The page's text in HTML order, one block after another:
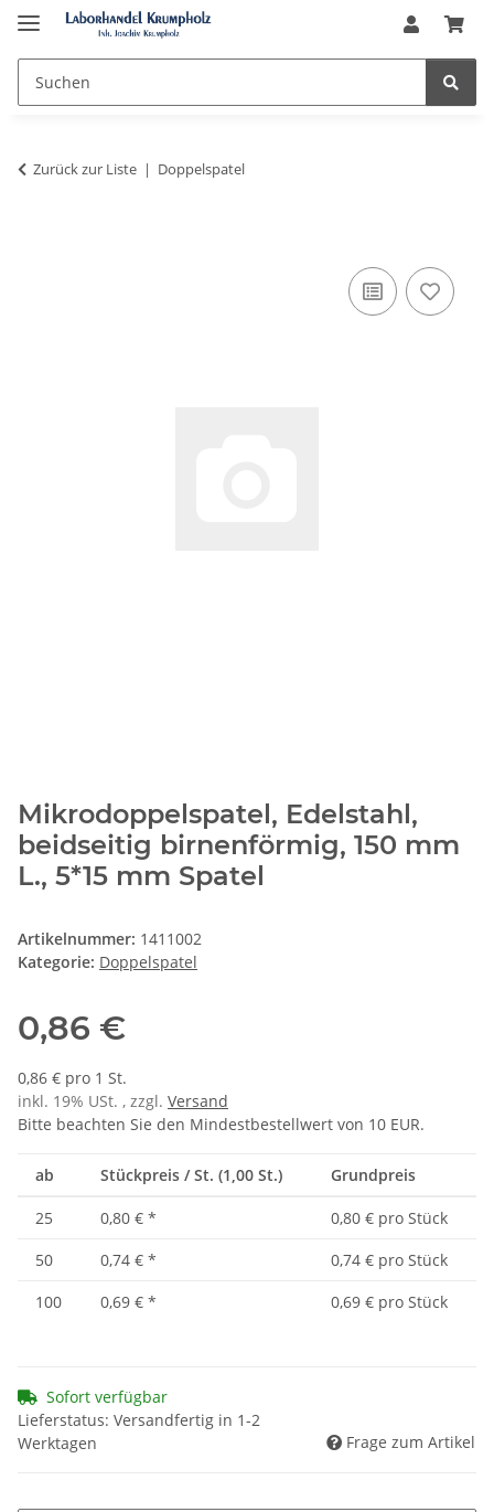
Zurück zur Liste Doppelspatel
Mikrodoppelspatel, Edelstahl,
beidseitig birnenförmig, 150 mm
L., 5*15 mm Spatel
Artikelnummer: 1411002
Kategorie: Doppelspatel
0,86 €
0,86 € pro 1 St.
inkl. 19% USt. , zzgl. Versand
Bitte beachten Sie den Mindestbestellwert von 10 EUR.
ab Stückpreis / St. (1,00 St.) Grundpreis
25 0,80 € *
0,80 € pro Stück
50
0,74 € *
0,74 € pro Stück
100
0,69 € * 0,69 € pro Stück
Sofort verfügbar
Lieferstatus: Versandfertig in 1-2
Werktagen
Frage zum Artikel